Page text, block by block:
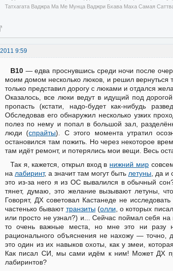
Татхагата Ваджра Ма Ме Мунца Ваджри Бхава Маха Самая
9:59
В10— едва проснувшись среди ночи после
моим домом несколько люков, и решил вернуться
только представил дорогу с люками и отдался
Оказалось, все люки ведут в идущий под
пропасть (кстати, надо-будет как-нибудь
Обследовав его обнаружил несколько узких
полез по нему и попал в большой зал,
люди (спрайты). С этого момента утратил
остановился там пожить. Но через некоторое
там идёт ремонт, и потерялись мои вещи. Весь
Так я, кажется, открыл вход в нижний мир
на лабиринт, а значит там могут быть летуны , да
это из-за него я из ОС вывалился в обычный
тянет, думаю, это желание вызывают летуны,
Говорят, ДХ советовал Кастанеде не
частенько бывают транзиты(олли , о которых
или просто не узнал?) и... Сейчас поймал себя
то очень важные места, но мне это ни разу
рационального объяснения не нахожу — точно,
это один из их навыков охоты, как у змеи,
Как писал СИ, мы сами идём к ним! Может ДХ
лабиринтов?